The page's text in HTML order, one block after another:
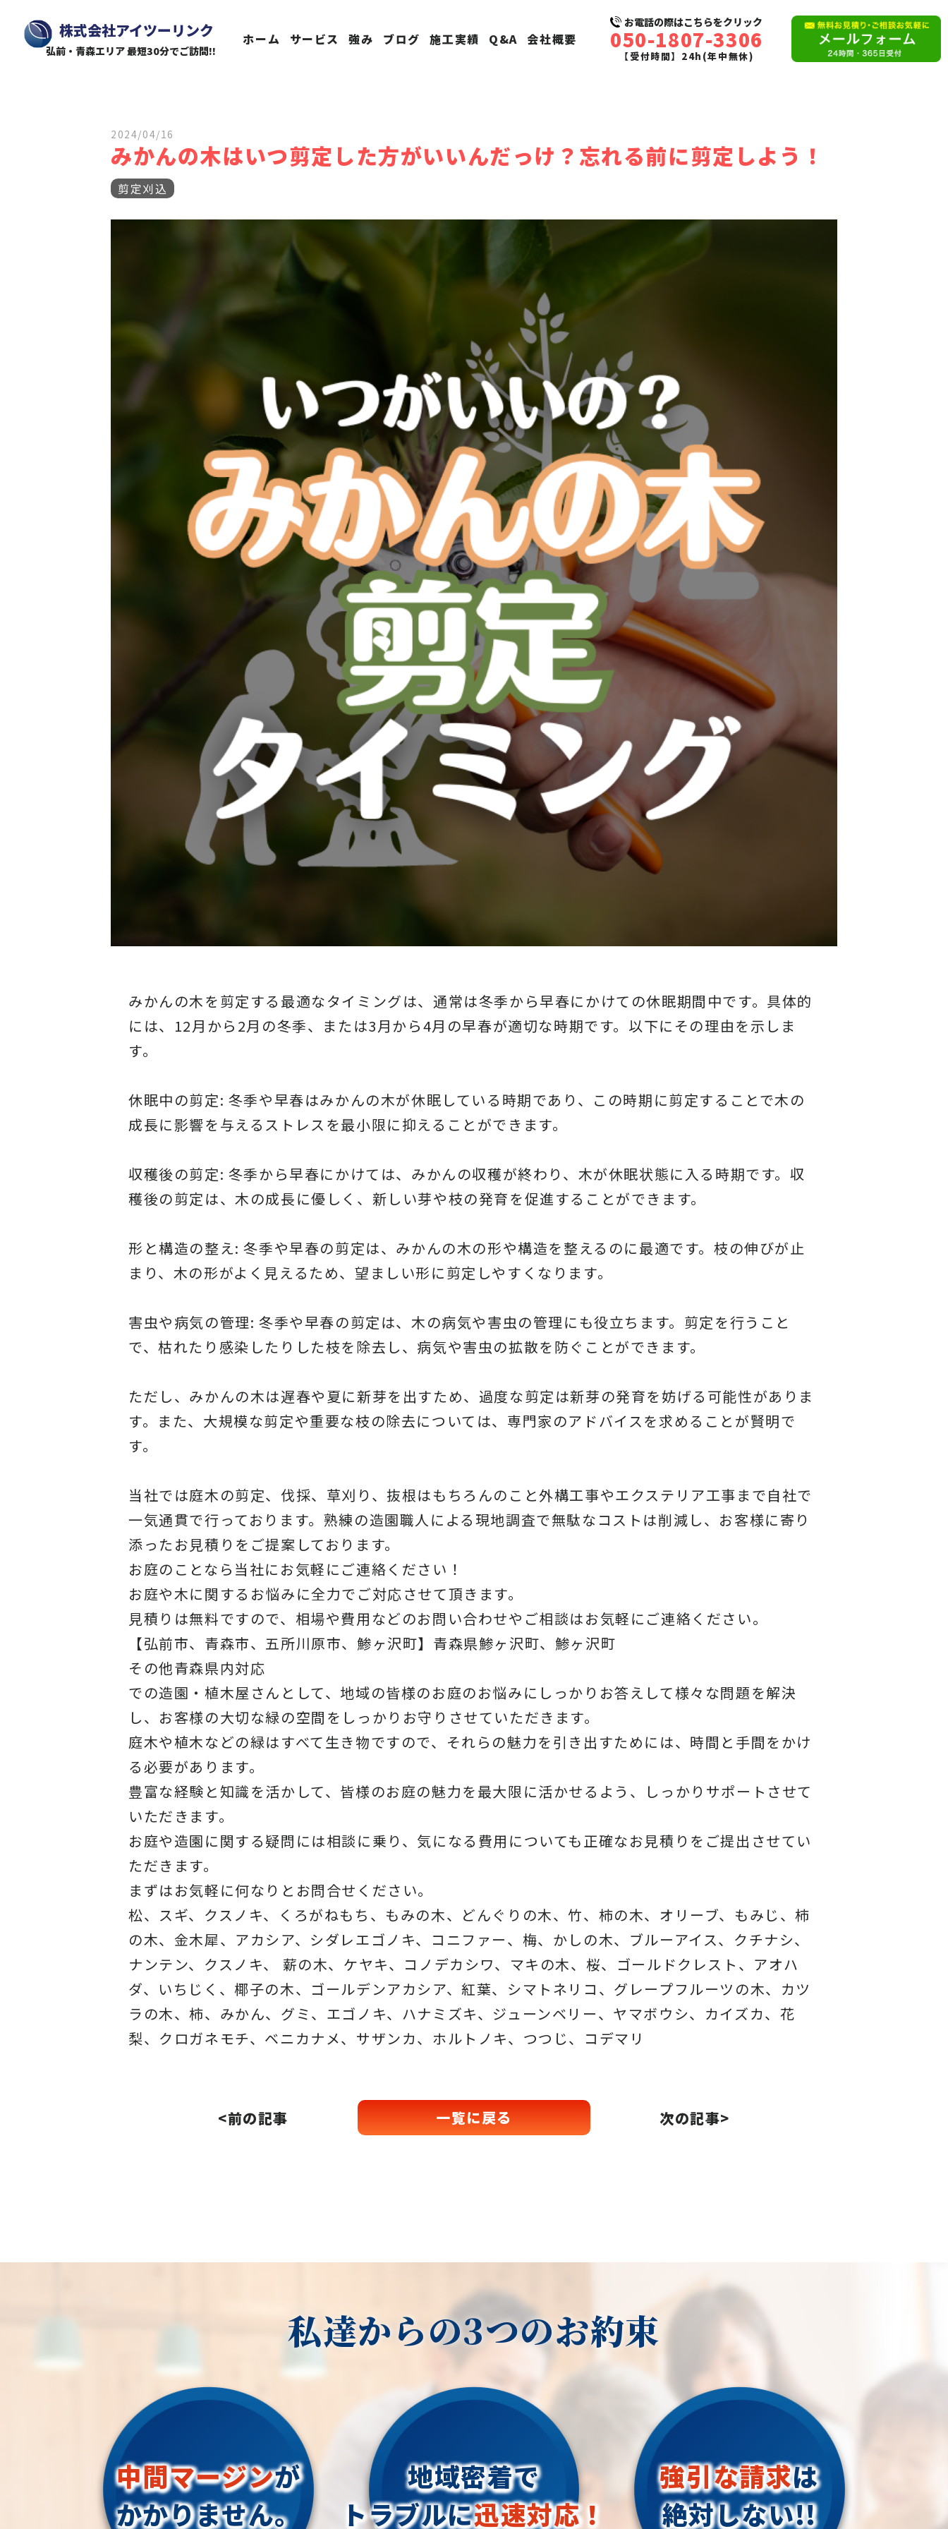
株式会社アイツーリンク
弘前・青森エリア 最短30分でご訪問!!
ホーム サービス 強み ブログ 施工実績 Q&A 会社概要
お電話の際はこちらをクリック
050-1807-3306
【受付時間】24h(年中無休)
2024/04/16
みかんの木はいつ剪定した方がいいんだっけ？忘れる前に剪定しよう！
剪定刈込
みかんの木を剪定する最適なタイミングは、通常は冬季から早春にかけての休眠期間中です。具体的
には、12月から2月の冬季、または3月から4月の早春が適切な時期です。以下にその理由を示しま
す。
休眠中の剪定: 冬季や早春はみかんの木が休眠している時期であり、この時期に剪定することで木の
成長に影響を与えるストレスを最小限に抑えることができます。
収穫後の剪定: 冬季から早春にかけては、みかんの収穫が終わり、木が休眠状態に入る時期です。収
穫後の剪定は、木の成長に優しく、新しい芽や枝の発育を促進することができます。
形と構造の整え: 冬季や早春の剪定は、みかんの木の形や構造を整えるのに最適です。枝の伸びが止
まり、木の形がよく見えるため、望ましい形に剪定しやすくなります。
害虫や病気の管理: 冬季や早春の剪定は、木の病気や害虫の管理にも役立ちます。剪定を行うこと
で、枯れたり感染したりした枝を除去し、病気や害虫の拡散を防ぐことができます。
ただし、みかんの木は遅春や夏に新芽を出すため、過度な剪定は新芽の発育を妨げる可能性がありま
す。また、大規模な剪定や重要な枝の除去については、専門家のアドバイスを求めることが賢明で
す。
当社では庭木の剪定、伐採、草刈り、抜根はもちろんのこと外構工事やエクステリア工事まで自社で
一気通貫で行っております。熟練の造園職人による現地調査で無駄なコストは削減し、お客様に寄り
添ったお見積りをご提案しております。
お庭のことなら当社にお気軽にご連絡ください！
お庭や木に関するお悩みに全力でご対応させて頂きます。
見積りは無料ですので、相場や費用などのお問い合わせやご相談はお気軽にご連絡ください。
【弘前市、青森市、五所川原市、鯵ヶ沢町】青森県鯵ヶ沢町、鯵ヶ沢町
その他青森県内対応
での造園・植木屋さんとして、地域の皆様のお庭のお悩みにしっかりお答えして様々な問題を解決
し、お客様の大切な緑の空間をしっかりお守りさせていただきます。
庭木や植木などの緑はすべて生き物ですので、それらの魅力を引き出すためには、時間と手間をかけ
る必要があります。
豊富な経験と知識を活かして、皆様のお庭の魅力を最大限に活かせるよう、しっかりサポートさせて
いただきます。
お庭や造園に関する疑問には相談に乗り、気になる費用についても正確なお見積りをご提出させてい
ただきます。
まずはお気軽に何なりとお問合せください。
松、スギ、クスノキ、くろがねもち、もみの木、どんぐりの木、竹、柿の木、オリーブ、もみじ、柿
の木、金木犀、アカシア、シダレエゴノキ、コニファー、梅、かしの木、ブルーアイス、クチナシ、
ナンテン、クスノキ、 薪の木、ケヤキ、コノデカシワ、マキの木、桜、ゴールドクレスト、アオハ
ダ、いちじく、椰子の木、ゴールデンアカシア、紅葉、シマトネリコ、グレープフルーツの木、カツ
ラの木、柿、みかん、グミ、エゴノキ、ハナミズキ、ジューンベリー、ヤマボウシ、カイズカ、花
梨、クロガネモチ、ベニカナメ、サザンカ、ホルトノキ、つつじ、コデマリ
<前の記事 一覧に戻る 次の記事>
私達からの3つのお約束
中間マージンが
かかりません。
地域密着で
トラブルに迅速対応！
強引な請求は
絶対しない!!